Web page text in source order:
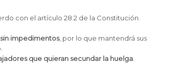
con el artículo 28.2 de la Constitución.
impedimentos, por lo que mantendrá sus
que quieran secundar la huelga